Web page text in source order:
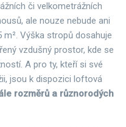
či velkometrážních
ale nouze nebude ani
Výška stropů dosahuje
vzdušný prostor, kde se
A pro ty, kteří si své
jsou k dispozici loftová
rozměrů a různorodých